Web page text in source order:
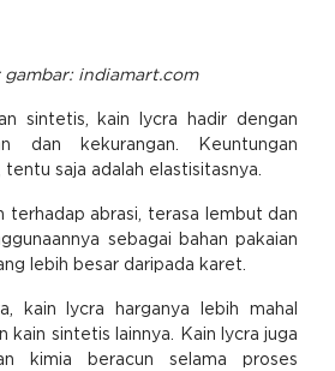
gambar: indiamart.com
sintetis, kain lycra hadir dengan
dan kekurangan. Keuntungan
tentu saja adalah elastisitasnya.
terhadap abrasi, terasa lembut dan
sebagai bahan pakaian
lebih besar daripada karet.
kain lycra harganya lebih mahal
kain sintetis lainnya. Kain lycra juga
kimia beracun selama proses